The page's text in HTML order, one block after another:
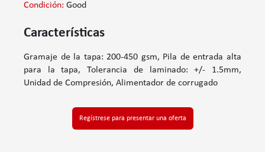
Condición: Good
Características
Gramaje de la tapa: 200-450 gsm, Pila de entrada alta
para la tapa, Tolerancia de laminado: +/- 1.5mm,
Unidad de Compresión, Alimentador de corrugado
Regístrese para presentar una oferta